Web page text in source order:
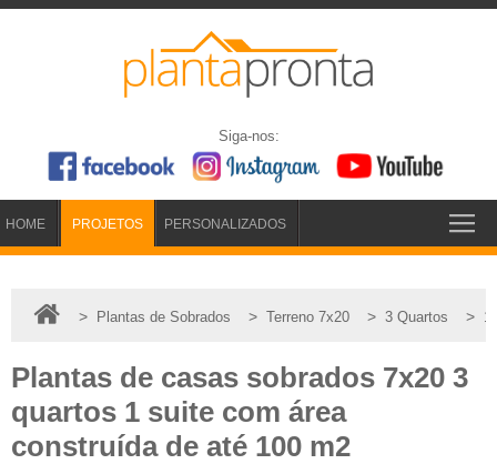
Siga-nos:
HOME PROJETOS PERSONALIZADOS
> Plantas de Sobrados > Terreno 7x20 > 3 Quartos > 1
Plantas de casas sobrados 7x20 3
quartos 1 suite com área
construída de até 100 m2